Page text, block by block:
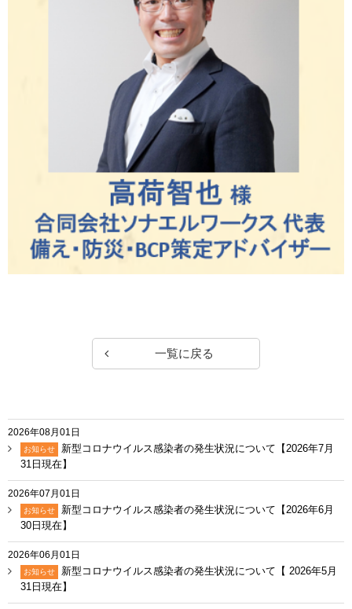
一覧に戻る
2026年08月01日
お知らせ
新型コロナウイルス感染者の発生状況について【2026年7月
31日現在】
2026年07月01日
お知らせ
新型コロナウイルス感染者の発生状況について【2026年6月
30日現在】
2026年06月01日
お知らせ
新型コロナウイルス感染者の発生状況について【 2026年5月
31日現在】